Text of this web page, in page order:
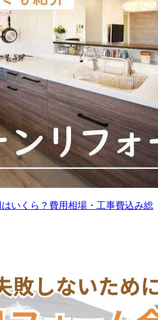
いくら？費用相場・工事費込み総